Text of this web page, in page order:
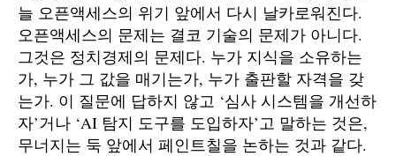
늘 오픈액세스의 위기 앞에서 다시 날카로워진다.
오픈액세스의 문제는 결코 기술의 문제가 아니다.
그것은 정치경제의 문제다. 누가 지식을 소유하는
가, 누가 그 값을 매기는가, 누가 출판할 자격을 갖
는가. 이 질문에 답하지 않고 ‘심사 시스템을 개선하
자’거나 ‘AI 탐지 도구를 도입하자’고 말하는 것은,
무너지는 둑 앞에서 페인트칠을 논하는 것과 같다.